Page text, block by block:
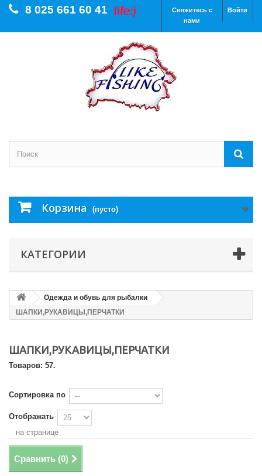
Войти
Свяжитесь с
нами
8 025 661 60 41
Корзина (пусто)
КАТЕГОРИИ
Одежда и обувь для рыбалки
ШАПКИ,РУКАВИЦЫ,ПЕРЧАТКИ
ШАПКИ,РУКАВИЦЫ,ПЕРЧАТКИ
Товаров: 57.
Сортировка по
Отображать
на странице
Сравнить (0)